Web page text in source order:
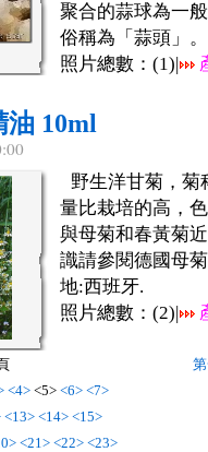
聚合的蒜球為一
俗稱為「蒜頭」
照片總數：(1)|
10ml
野生洋甘菊，菊
量比栽培的高，
與母菊和春黃菊
識請參閱德國母
地:西班牙.
照片總數：(2)|
<4> <5> <6> <7>
<13> <14> <15>
<21> <22> <23>